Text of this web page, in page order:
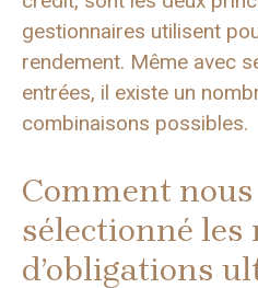
gestionnaires utilisent
rendement. Même avec
entrées, il existe un
combinaisons possibles.
Comment nous
sélectionné les
d’obligations